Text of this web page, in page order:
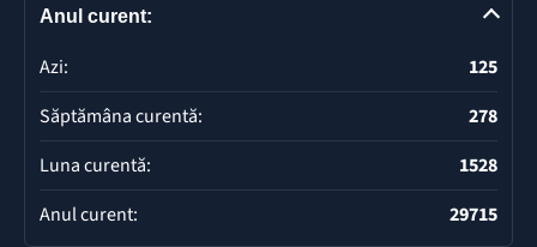
Anul curent:
Azi:
125
Săptămâna curentă:
278
Luna curentă:
1528
Anul curent:
29715